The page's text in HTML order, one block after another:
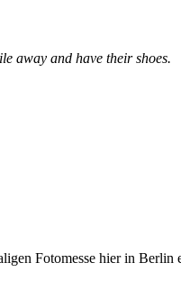
away and have their shoes.
Fotomesse hier in